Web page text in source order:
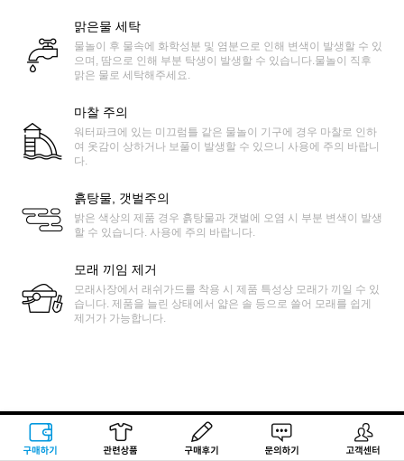
구매하기 관련상품 상품후기 문의하기 고객센터
맑은물 세탁
물놀이 후 물속에 화학성분 및 염분으로 인해 변색이 발생할 수 있
으며, 땀으로 인해 부분 탁생이 발생할 수 있습니다.물놀이 직후
맑은 물로 세탁해주세요.
마찰 주의
워터파크에 있는 미끄럼틀 같은 물놀이 기구에 경우 마찰로 인하
여 옷감이 상하거나 보풀이 발생할 수 있으니 사용에 주의 바랍니
다.
흙탕물, 갯벌주의
밝은 색상의 제품 경우 흙탕물과 갯벌에 오염 시 부분 변색이 발생
할 수 있습니다. 사용에 주의 바랍니다.
모래 끼임 제거
모래사장에서 래쉬가드를 착용 시 제품 특성상 모래가 끼일 수 있
습니다. 제품을 늘린 상태에서 얇은 솔 등으로 쓸어 모래를 쉽게
제거가 가능합니다.